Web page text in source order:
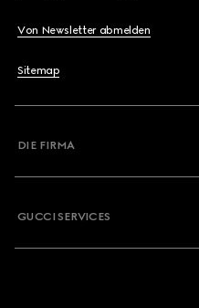
Von Newsletter abmelden
Sitemap
DIE FIRMA
GUCCI SERVICES